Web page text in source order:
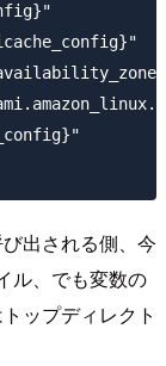
出される側、今
ル、でも変数の
ップディレクト